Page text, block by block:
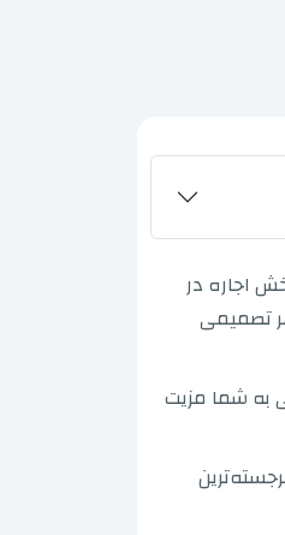
اجاره در
تصمیمی
به شما مزیت